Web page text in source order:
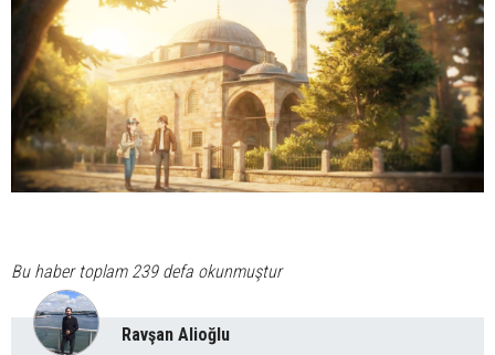
Bu haber toplam 239 defa okunmuştur
Ravşan Alioğlu